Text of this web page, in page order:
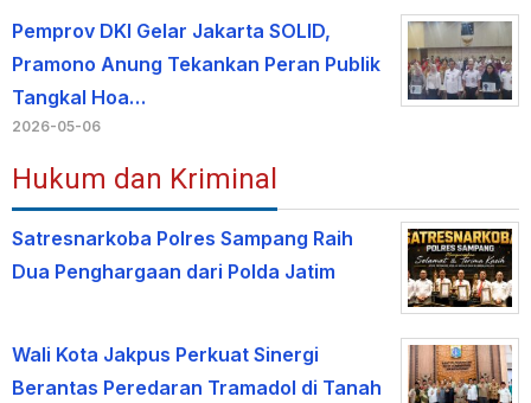
Pemprov DKI Gelar Jakarta SOLID,
Pramono Anung Tekankan Peran Publik
Tangkal Hoa…
2026-05-06
Hukum dan Kriminal
Satresnarkoba Polres Sampang Raih
Dua Penghargaan dari Polda Jatim
Wali Kota Jakpus Perkuat Sinergi
Berantas Peredaran Tramadol di Tanah